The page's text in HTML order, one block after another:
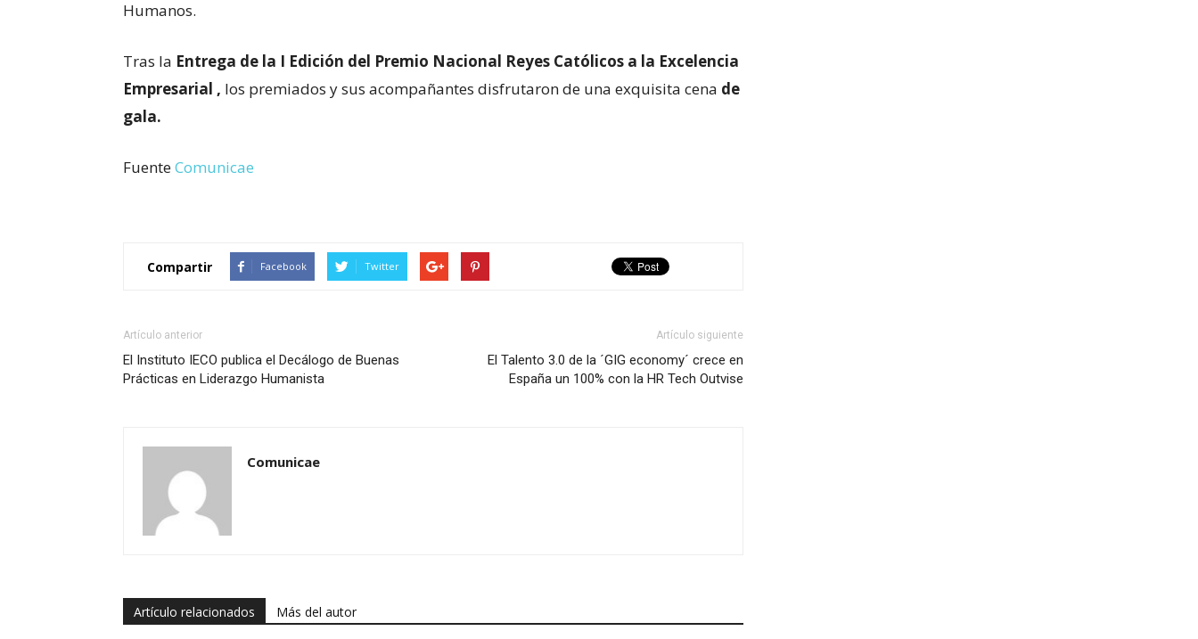
Humanos.
Tras la Entrega de la I Edición del Premio Nacional Reyes Católicos a la Excelencia
Empresarial , los premiados y sus acompañantes disfrutaron de una exquisita cena de
gala.
FuenteComunicae
Compartir Facebook Twitter
Artículo anterior
El Instituto IECO publica el Decálogo de Buenas
Prácticas en Liderazgo Humanista
Artículo siguiente
El Talento 3.0 de la ´GIG economy´ crece en
España un 100% con la HR Tech Outvise
Comunicae
Artículo relacionados Más del autor